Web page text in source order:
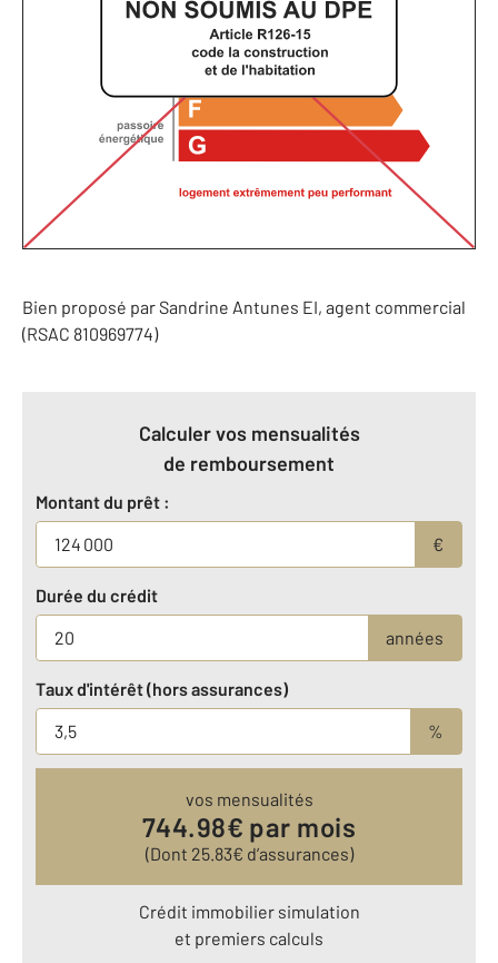
Bien proposé parSandrine Antunes EI, agent commercial
(RSAC 810969774)
Calculer vos mensualités
de remboursement
Montant du prêt :
€
Durée du crédit
années
Taux d'intérêt (hors assurances)
%
vos mensualités
744.98€ par mois
(Dont 25.83€ d’assurances)
Crédit immobilier simulation
et premiers calculs